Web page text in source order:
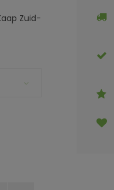
Zuid-